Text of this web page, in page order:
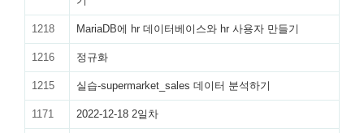
1218 MariaDB에 hr 데이터베이스와 hr 사용자 만들기
1216 정규화
1215 실습-supermarket_sales 데이터 분석하기
1171 2022-12-18 2일차